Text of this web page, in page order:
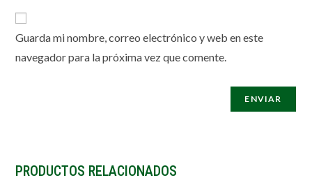
Guarda mi nombre, correo electrónico y web en este
navegador para la próxima vez que comente.
PRODUCTOS RELACIONADOS